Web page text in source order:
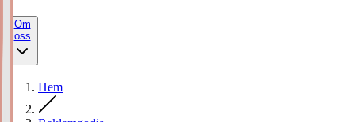
Om
oss
Hem